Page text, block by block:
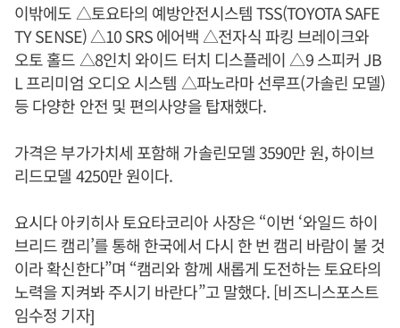
이밖에도 △토요타의 예방안전시스템 TSS(TOYOTA SAFE
TY SENSE) △10 SRS 에어백 △전자식 파킹 브레이크와
오토 홀드 △8인치 와이드 터치 디스플레이 △9 스피커 JB
L 프리미엄 오디오 시스템 △파노라마 선루프(가솔린 모델)
등 다양한 안전 및 편의사양을 탑재했다.
가격은 부가가치세 포함해 가솔린모델 3590만 원, 하이브
리드모델 4250만 원이다.
요시다 아키히사 토요타코리아 사장은 “이번 ‘와일드 하이
브리드 캠리’를 통해 한국에서 다시 한 번 캠리 바람이 불 것
이라 확신한다”며 “캠리와 함께 새롭게 도전하는 토요타의
노력을 지켜봐 주시기 바란다”고 말했다. [비즈니스포스트
임수정 기자]